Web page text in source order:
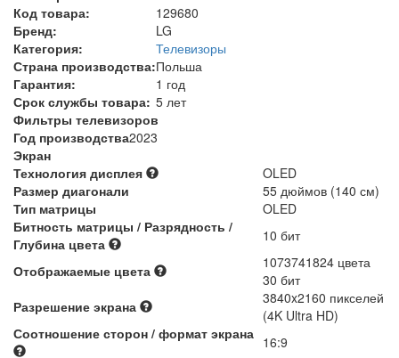
Код товара:
129680
Бренд:
LG
Категория:
Телевизоры
Страна производства:Польша
Гарантия:
1 год
Срок службы товара: 5 лет
Фильтры телевизоров
Год производства2023
Экран
Технология дисплея
OLED
Размер диагонали
55 дюймов (140 см)
Тип матрицы
OLED
Битность матрицы / Разрядность /
Глубина цвета
10 бит
Отображаемые цвета
1073741824 цвета
30 бит
Разрешение экрана
3840x2160 пикселей
(4K Ultra HD)
Соотношение сторон / формат экрана 16:9